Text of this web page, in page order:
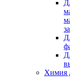
Химия